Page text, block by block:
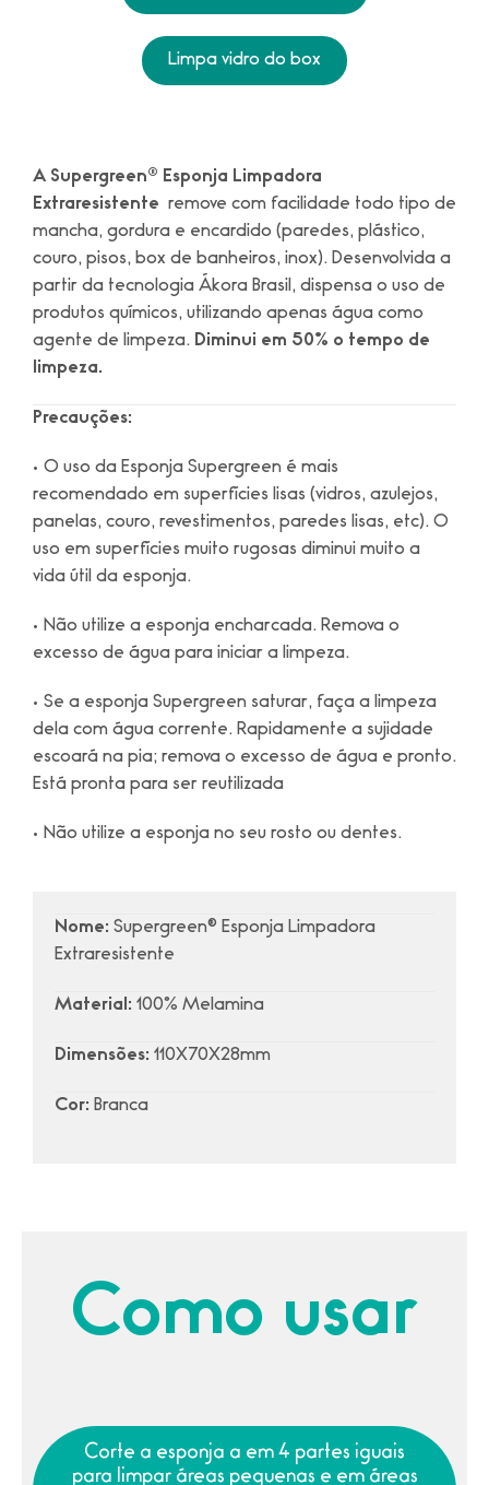
Limpa vidro do box
A Supergreen® Esponja Limpadora
Extraresistente remove com facilidade todo tipo de
mancha, gordura e encardido (paredes, plástico,
couro, pisos, box de banheiros, inox). Desenvolvida a
partir da tecnologia Ákora Brasil, dispensa o uso de
produtos químicos, utilizando apenas água como
agente de limpeza. Diminui em 50% o tempo de
limpeza.
Precauções:
• O uso da Esponja Supergreen é mais
recomendado em superfícies lisas (vidros, azulejos,
panelas, couro, revestimentos, paredes lisas, etc). O
uso em superfícies muito rugosas diminui muito a
vida útil da esponja.
• Não utilize a esponja encharcada. Remova o
excesso de água para iniciar a limpeza.
• Se a esponja Supergreen saturar, faça a limpeza
dela com água corrente. Rapidamente a sujidade
escoará na pia; remova o excesso de água e pronto.
Está pronta para ser reutilizada
• Não utilize a esponja no seu rosto ou dentes.
Nome: Supergreen® Esponja Limpadora
Extraresistente
Material: 100% Melamina
Dimensões: 110X70X28mm
Cor: Branca
Como usar
Corte a esponja a em 4 partes iguais
para limpar áreas pequenas e em áreas